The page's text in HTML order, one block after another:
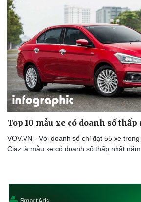
Dinh dưỡng - món ngon
Cây thuốc
Sản phụ khoa
Nhi khoa
Nam khoa
Làm đẹp - giảm cân
Phòng mạch online
Ăn sạch sống khỏe
Nhà
Blog
Tình
Top 10 mẫu xe có doanh số
VOV.VN - Với doanh số chỉ đạt 55 xe
Ciaz là mẫu xe có doanh số thấp nhất năm